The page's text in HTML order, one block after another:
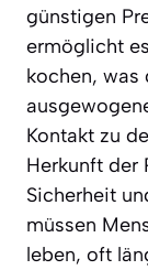
günstigen
ermöglicht
kochen, was
Kontakt zu
Herkunft der
Sicherheit
müssen
leben, oft